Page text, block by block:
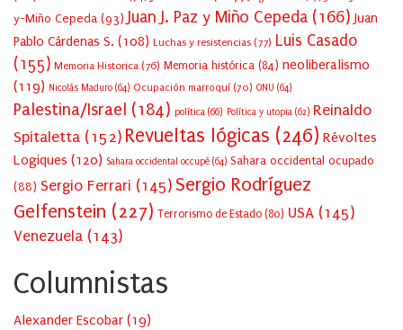
y-Miño Cepeda (93) Juan J. Paz y Miño Cepeda (166) Juan
Pablo Cárdenas S. (108) Luchas y resistencias (77) Luis Casado
(155) Memoria Historica (76) Memoria histórica (84) neoliberalismo
(119) Nicolás Maduro (64) Ocupación marroquí (70) ONU (64)
Palestina/Israel (184) política (66) Política y utopia (62) Reinaldo
Spitaletta (152) Revueltas lógicas (246) Révoltes
Logiques (120) Sahara occidental occupé (64) Sahara occidental ocupado
(88) Sergio Ferrari (145) Sergio Rodríguez
Gelfenstein (227) Terrorismo de Estado (80) USA (145)
Venezuela (143)
Columnistas
Alexander Escobar (19)